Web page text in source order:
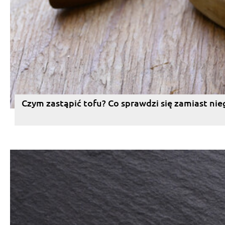
Czym zastąpić tofu? Co sprawdzi się zamiast